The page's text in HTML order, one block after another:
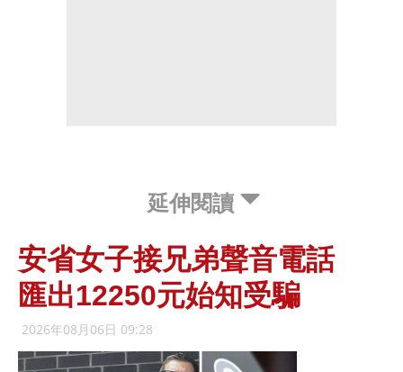
延伸閱讀
安省女子接兄弟聲音電話
匯出12250元始知受騙
2026年08月06日 09:28